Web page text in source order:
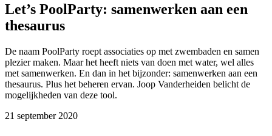
Let’s PoolParty: samenwerken aan een
thesaurus
De naam PoolParty roept associaties op met zwembaden en samen
plezier maken. Maar het heeft niets van doen met water, wel alles
met samenwerken. En dan in het bijzonder: samenwerken aan een
thesaurus. Plus het beheren ervan. Joop Vanderheiden belicht de
mogelijkheden van deze tool.
21 september 2020